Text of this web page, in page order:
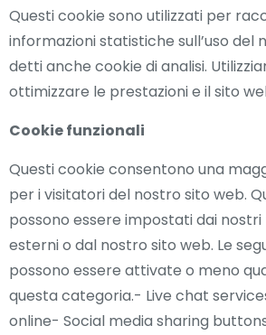
Questi cookie sono utilizzati per
informazioni statistiche sull’uso del
detti anche cookie di analisi.
ottimizzare le prestazioni e il sito
Cookie funzionali
Questi cookie consentono una
per i visitatori del nostro sito web.
possono essere impostati dai
esterni o dal nostro sito web. Le
possono essere attivate o meno
questa categoria.- Live chat
online- Social media sharing